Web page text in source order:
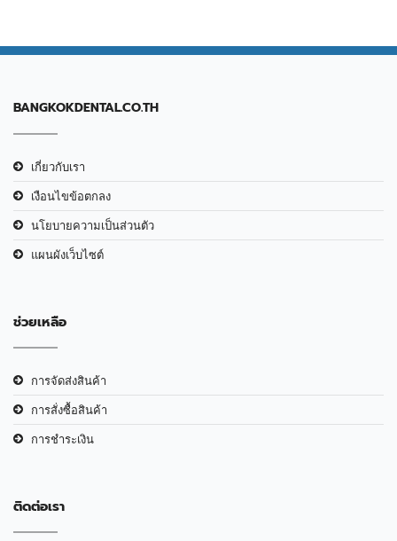
BANGKOKDENTAL.CO.TH
เกี่ยวกับเรา
เงือนไขข้อตกลง
นโยบายความเป็นส่วนตัว
แผนผังเว็บไซต์
ช่วยเหลือ
การจัดส่งสินค้า
การสั่งซื้อสินค้า
การชำระเงิน
ติดต่อเรา